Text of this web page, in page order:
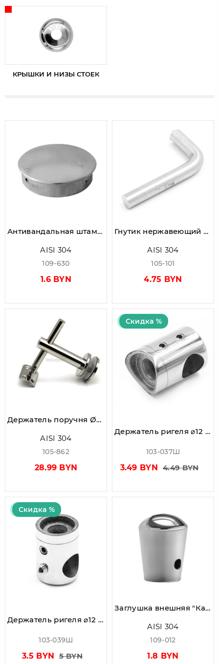
КРЫШКИ И НИЗЫ СТОЕК
Антивандальная штампованная заглушка Ø63,5 мм AISI 304, GRIT 600, зеркальная
AISI 304
109-630
1.6 BYN
Гнутик нержавеющий короткий Ø10.0 мм, 75.0×50.0 мм, AISI 304
AISI 304
105-101
4.75 BYN
Держатель поручня Ø50.8 мм, стекло 10.0-20.0 мм, регулируемый, AISI 304, GRIT 600
AISI 304
105-862
28.99 BYN
Скидка %
Держатель ригеля ⌀12 мм на стойку ⌀38.1 мм , AISI 304, Grit 600 (штампованный)
103-037Ш
3.49 BYN 4.49 BYN
Скидка %
Держатель ригеля ⌀12 мм под плоскость, AISI 304, Grit 600,зеркальный (Штапованый!)
103-039Ш
3.5 BYN 5 BYN
Заглушка внешняя "Капля" ⌀12 мм, AISI 304, Grit 600
AISI 304
109-012
1.8 BYN